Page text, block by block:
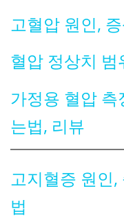
고혈압 원인,
혈압 정상치 범
가정용 혈압 측
는법, 리뷰
고지혈증 원인
법